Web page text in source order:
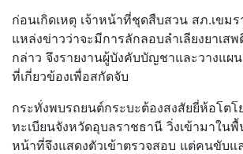
ก่อนเกิดเหตุ เจ้าหน้าที่ชุดสืบสวน สภ.เขมร
แหล่งข่าวว่าจะมีการลักลอบลำเลียงยาเส
กล่าว จึงรายงานผู้บังคับบัญชาและวางแผ
ที่เกี่ยวข้องเพื่อสกัดจับ
กระทั่งพบรถยนต์กระบะต้องสงสัยยี่ห้อโต
ทะเบียนจังหวัดอุบลราชธานี วิ่งเข้ามาในพื้
หน้าที่จึงแสดงตัวเข้าตรวจสอบ แต่คนขับแ